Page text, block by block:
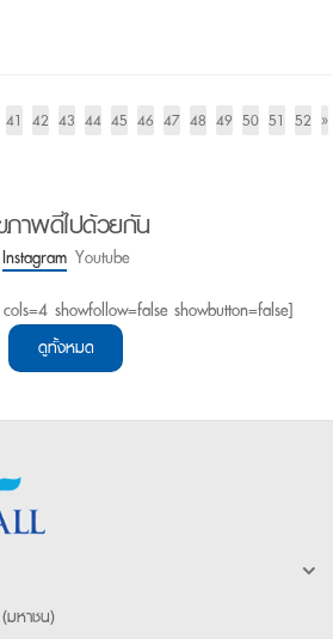
41 42 43 44 45 46 47 48 49 50 51 52 »
าพดีไปด้วยกัน
Instagram Youtube
showfollow=false showbutton=false]
ดูทั้งหมด
หาชน)